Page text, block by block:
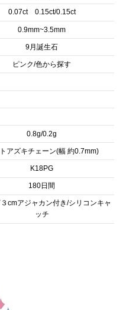
0.07ct 0.15ct/0.15ct
0.9mm~3.5mm
9月誕生石
ピンク/色から探す
0.8g/0.2g
アズキチェーン(幅 約0.7mm)
K18PG
180日間
cmアジャカン付き/シリコンキャ
ッチ